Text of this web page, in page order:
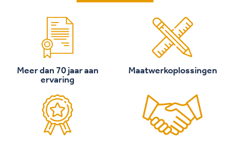
Meer dan 70 jaar aan
ervaring
Maatwerkoplossingen